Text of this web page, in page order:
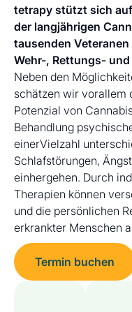
tetrapy stützt sich
der langjährigen
tausenden
Wehr-, Rettungs-
Neben den
schätzen wir vorallem
Potenzial von
Behandlung
einerVielzahl
Schlafstörungen,
einhergehen. Durch
Therapien können
und die persönlichen
erkrankter Menschen
Termin buchen